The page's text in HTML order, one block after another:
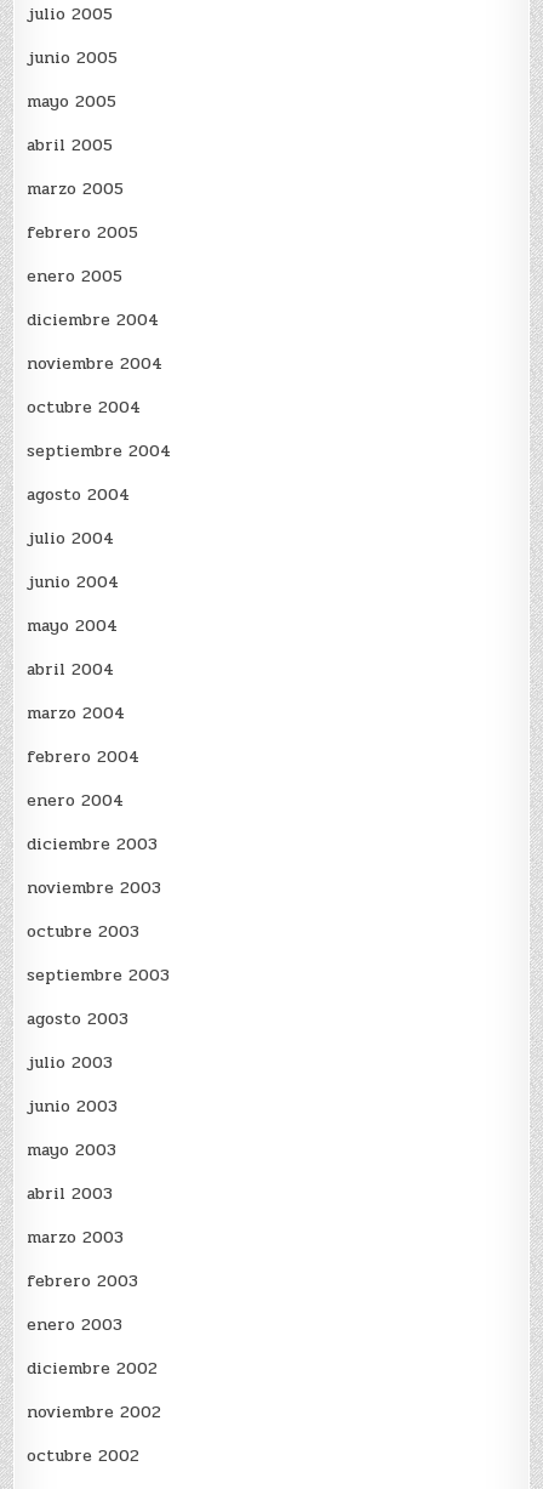
julio 2005
junio 2005
mayo 2005
abril 2005
marzo 2005
febrero 2005
enero 2005
diciembre 2004
noviembre 2004
octubre 2004
septiembre 2004
agosto 2004
julio 2004
junio 2004
mayo 2004
abril 2004
marzo 2004
febrero 2004
enero 2004
diciembre 2003
noviembre 2003
octubre 2003
septiembre 2003
agosto 2003
julio 2003
junio 2003
mayo 2003
abril 2003
marzo 2003
febrero 2003
enero 2003
diciembre 2002
noviembre 2002
octubre 2002